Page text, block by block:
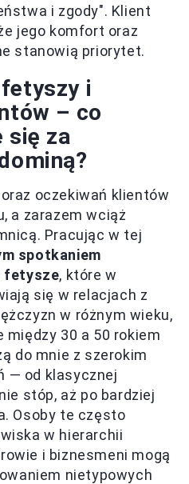
i zgody". Klient
jego komfort oraz
stanowią priorytet.
i
– co
się za
oczekiwań klientów
a zarazem wciąż
Pracując w tej
spotkaniem
fetysze, które w
się w relacjach z
w różnym wieku,
między 30 a 50 rokiem
do mnie z szerokim
— od klasycznej
stóp, aż po bardziej
Osoby te często
w hierarchii
i biznesmeni mogą
nietypowych